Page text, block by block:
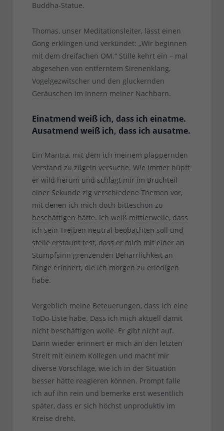
Buddha-Statue.
Thomas, unser Meditationsleiter, lässt einen
Gong erklingen und verkündet: „Wir beginnen
mit dem dreifachen OM.“ Stille kehrt ein – mal
abgesehen von entferntem Sirenenklang,
Vogelgezwitscher und den gluckernden
Geräuschen im Innern meiner Nachbarn.
Einatmend weiß ich, dass ich einatme.
Ausatmend weiß ich, dass ich ausatme.
Ein Mantra, mit dem ich meinem plappernden
Verstand zu zügeln versuche. Wie immer hüpft
er wild herum und schlägt mir im Bruchteil
einer Sekunde zig verschiedene Themen vor,
mit denen ich mich doch bitteschön zu
beschäftigen hätte. Ich weiß mittlerweile, dass
ich sein Treiben neutral beobachten soll und
stelle erstaunt fest, dass er mich mit einer an
Stumpfsinn grenzenden Beharrlichkeit an
Dinge erinnert, die ich morgen zu erledigen
habe.
Vergeblich meine Beteuerungen, dass ich eine
ToDo-Liste habe. Dass ich mich aktuell damit
nicht beschäftigen wolle. Er gibt nicht auf.
Dann wieder erinnert er mich an den letzten
Streit mit einem Kollegen und macht mir
diverse Vorschläge, wie ich in der Situation
besser hätte reagieren können. Prompt falle
ich auf ihn rein und bemerke erst wesentlich
später, dass er sich höchst unproduktiv im
Kreise dreht.